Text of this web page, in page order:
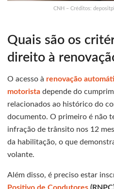
CNH – Créditos:
Quais são os
direito à
O acesso à renovação
motorista depende do
relacionados ao histórico do
documento. O primeiro é não
infração de trânsito nos 12
da habilitação, o que
volante.
Além disso, é preciso estar